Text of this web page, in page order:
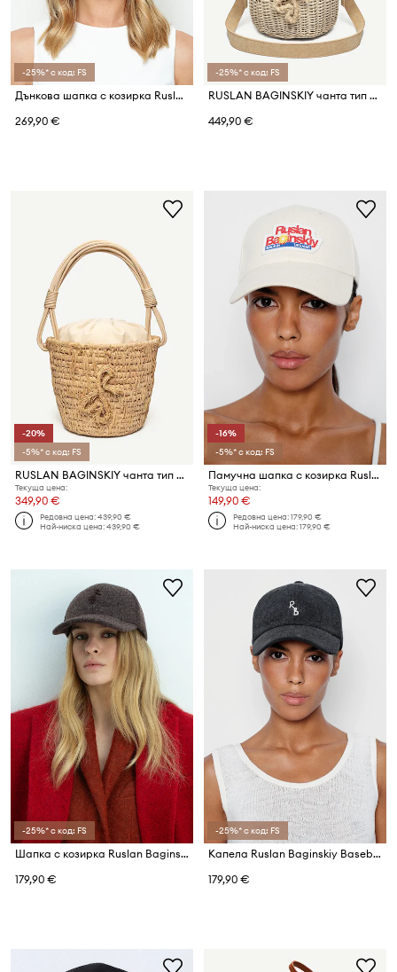
-25%* с код: FS
Дънкова шапка с козирка Ruslan Baginskiy
269,90 €
-25%* с код: FS
RUSLAN BAGINSKIY чанта тип кошница дамска от сплетена материя
449,90 €
-20%
-5%* с код: FS
RUSLAN BAGINSKIY чанта тип кошница дамска от сплетена материя
Текуща цена:
349,90 €
Редовна цена:439,90 €
Най-ниска цена:439,90 €
-16%
-5%* с код: FS
Памучна шапка с козирка Ruslan Baginskiy Baseball Cap
Текуща цена:
149,90 €
Редовна цена:179,90 €
Най-ниска цена:179,90 €
-25%* с код: FS
Шапка с козирка Ruslan Baginskiy
179,90 €
-25%* с код: FS
Капела Ruslan Baginskiy Baseball Cap
179,90 €